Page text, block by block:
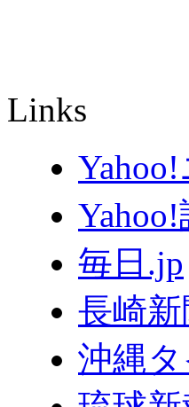
Links
毎日.jp
長崎新
沖縄